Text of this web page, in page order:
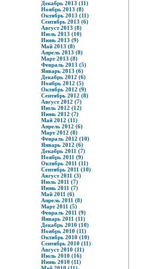
Декабрь 2013 (11)
Ноябрь 2013 (8)
Октябрь 2013 (11)
Сентябрь 2013 (6)
Август 2013 (8)
Июль 2013 (10)
Июнь 2013 (9)
Май 2013 (8)
Апрель 2013 (8)
Март 2013 (8)
Февраль 2013 (5)
Январь 2013 (6)
Декабрь 2012 (6)
Ноябрь 2012 (5)
Октябрь 2012 (9)
Сентябрь 2012 (8)
Август 2012 (7)
Июль 2012 (12)
Июнь 2012 (7)
Май 2012 (11)
Апрель 2012 (6)
Март 2012 (8)
Февраль 2012 (10)
Январь 2012 (6)
Декабрь 2011 (7)
Ноябрь 2011 (9)
Октябрь 2011 (11)
Сентябрь 2011 (10)
Август 2011 (3)
Июль 2011 (7)
Июнь 2011 (7)
Май 2011 (6)
Апрель 2011 (8)
Март 2011 (5)
Февраль 2011 (9)
Январь 2011 (11)
Декабрь 2010 (10)
Ноябрь 2010 (11)
Октябрь 2010 (10)
Сентябрь 2010 (11)
Август 2010 (11)
Июль 2010 (16)
Июнь 2010 (11)